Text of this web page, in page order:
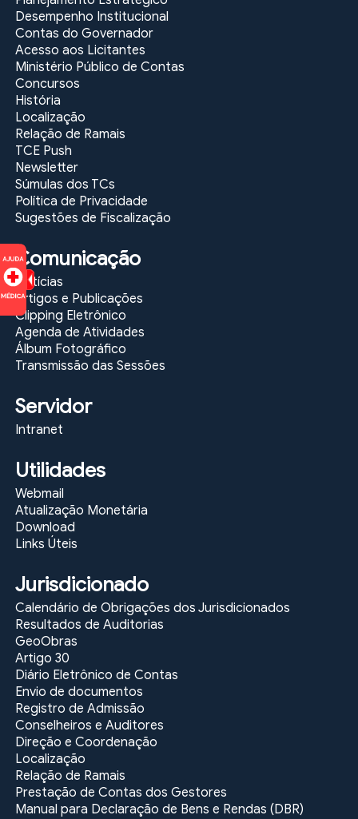
Desempenho Institucional
Contas do Governador
Acesso aos Licitantes
Ministério Público de Contas
Concursos
História
Localização
Relação de Ramais
TCE Push
Newsletter
Súmulas dos TCs
Política de Privacidade
Sugestões de Fiscalização
Comunicação
Notícias
Artigos e Publicações
Clipping Eletrônico
Agenda de Atividades
Álbum Fotográfico
Transmissão das Sessões
Servidor
Intranet
Utilidades
Webmail
Atualização Monetária
Download
Links Úteis
Jurisdicionado
Calendário de Obrigações dos Jurisdicionados
Resultados de Auditorias
GeoObras
Artigo 30
Diário Eletrônico de Contas
Envio de documentos
Registro de Admissão
Conselheiros e Auditores
Direção e Coordenação
Localização
Relação de Ramais
Prestação de Contas dos Gestores
Manual para Declaração de Bens e Rendas (DBR)